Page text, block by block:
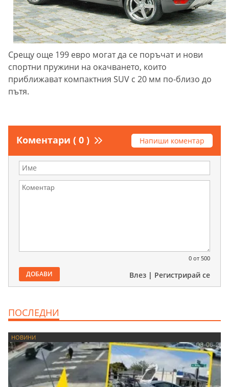
Срещу още 199 евро могат да се поръчат и нови
спортни пружини на окачването, които
приближават компактния SUV с 20 мм по-близо до
пътя.
Коментари ( 0 ) Напиши коментар
0 от 500
ДОБАВИ Влез | Регистрирай се
ПОСЛЕДНИ
НОВИНИ